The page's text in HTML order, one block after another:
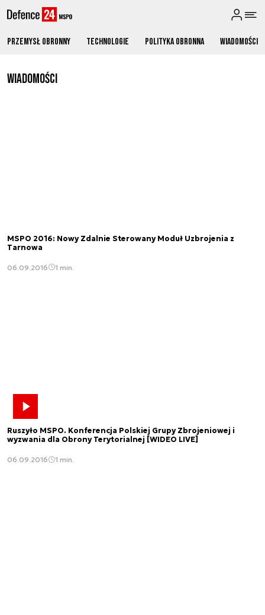
Przemysł obronny Technologie Polityka obronna Wiadomości
Wiadomości
MSPO 2016: Nowy Zdalnie Sterowany Moduł Uzbrojenia z
Tarnowa
06.09.2016 1 min.
Ruszyło MSPO. Konferencja Polskiej Grupy Zbrojeniowej i
wyzwania dla Obrony Terytorialnej [WIDEO LIVE]
06.09.2016 1 min.